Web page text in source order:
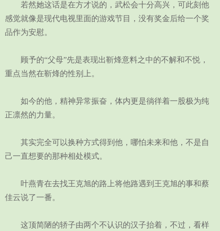
若然她这话是在方才说的，武松会十分高兴，可此刻他
感觉就像是现代电视里面的游戏节目，没有奖金后给一个奖
品作为安慰。
顾予的“父母”先是表现出靳烽意料之中的不解和不悦，
重点当然在靳烽的性别上。
如今的他，精神异常振奋，体内更是徜徉着一股极为纯
正凛然的力量。
其实完全可以换种方式得到他，哪怕未来和他，不是自
己一直想要的那种相处模式。
叶燕青在去找王克旭的路上将他路遇到王克旭的事和蔡
佳云说了一番。
这顶简陋的轿子由两个不认识的汉子抬着，不过，看样